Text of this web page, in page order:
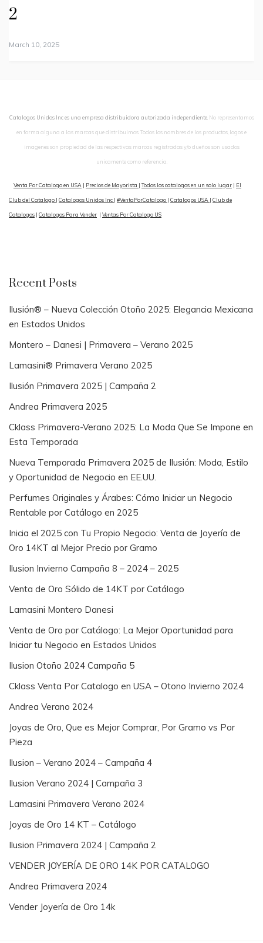
2
March 10, 2025
Catalogos Unidos Inc es una empresa distribuidora autorizada independiente. No representamos
en forma alguna a las marcas que distribuimos. Todos los nombres de los productos, logos e
imagenes son propiedad de las respectivas marcas registradas y/o dueños son usados
unicamente como referencia.
Venta Por Catalogo en USA | Precios de Mayorista | Todos los catalogos en un solo lugar | El
Club del Catalogo | Catalogos Unidos Inc | #VentaPorCatalogo | Catalogos USA | Club de
Catalogos | Catalogos Para Vender | Ventas Por Catalogo US
Recent Posts
Ilusión® – Nueva Colección Otoño 2025: Elegancia Mexicana
en Estados Unidos
Montero – Danesi | Primavera – Verano 2025
Lamasini® Primavera Verano 2025
Ilusión Primavera 2025 | Campaña 2
Andrea Primavera 2025
Cklass Primavera-Verano 2025: La Moda Que Se Impone en
Esta Temporada
Nueva Temporada Primavera 2025 de Ilusión: Moda, Estilo
y Oportunidad de Negocio en EE.UU.
Perfumes Originales y Árabes: Cómo Iniciar un Negocio
Rentable por Catálogo en 2025
Inicia el 2025 con Tu Propio Negocio: Venta de Joyería de
Oro 14KT al Mejor Precio por Gramo
Ilusion Invierno Campaña 8 – 2024 – 2025
Venta de Oro Sólido de 14KT por Catálogo
Lamasini Montero Danesi
Venta de Oro por Catálogo: La Mejor Oportunidad para
Iniciar tu Negocio en Estados Unidos
Ilusion Otoño 2024 Campaña 5
Cklass Venta Por Catalogo en USA – Otono Invierno 2024
Andrea Verano 2024
Joyas de Oro, Que es Mejor Comprar, Por Gramo vs Por
Pieza
Ilusion – Verano 2024 – Campaña 4
Ilusion Verano 2024 | Campaña 3
Lamasini Primavera Verano 2024
Joyas de Oro 14 KT – Catálogo
Ilusion Primavera 2024 | Campaña 2
VENDER JOYERÍA DE ORO 14K POR CATALOGO
Andrea Primavera 2024
Vender Joyería de Oro 14k